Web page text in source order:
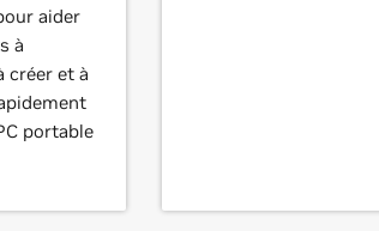
aider
à
créer et à
portable